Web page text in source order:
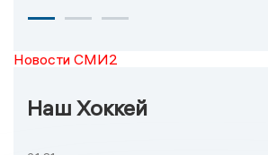
Новости СМИ2
Наш Хоккей